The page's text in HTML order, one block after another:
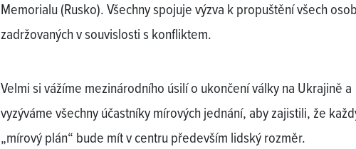
Memorialu (Rusko). Všechny spojuje výzva k propuštění všech osob
zadržovaných v souvislosti s konfliktem.
Velmi si vážíme mezinárodního úsilí o ukončení války na Ukrajině a
vyzýváme všechny účastníky mírových jednání, aby zajistili, že
„mírový plán“ bude mít v centru především lidský rozměr.